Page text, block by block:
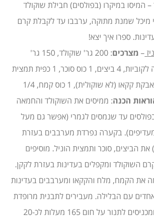
– המיסו במיקרו (בפולסים) חבילת שוקולד
מיכל שמנת מתוקה, ערבבו עד לקבלת קרם
ספרו איך יצא!
– מצרכים
: 200 גר' שוקולד, 150 גר'
חמאה חתוכה לקוביות, 4 ביצים, 1 כוס סוכר, 1 כפית תמצית
וניל, 2 כפות אבקת קקאו (לא שוקולית), 1 כוס קמח, 1/4
הכנה: ממיסים את השוקולד והחמאה
עד שנמסים לגמרי (אפשר גם מעל
בקערה נפרדת מערבבים בעזרת
הביצים, סוכר ותמצית הוניל. מוסיפים
השוקולד ומקפלים בעדינות בעזרת לקקן.
את הקמח, מלח והקקאו ומערבבים בעדינות
עם הבלילה. מעבירים לתבנית מרופדת
בנייר אפייה ומכניסים לתנור על חום 165 מעלות לכ-20